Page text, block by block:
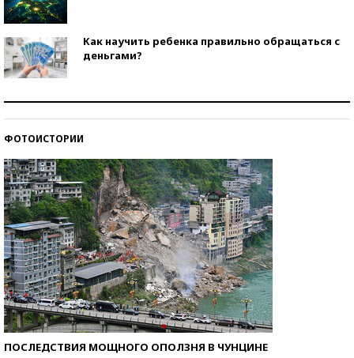
Как научить ребенка правильно обращаться с
деньгами?
ФОТОИСТОРИИ
ПОСЛЕДСТВИЯ МОЩНОГО ОПОЛЗНЯ В ЧУНЦИНЕ